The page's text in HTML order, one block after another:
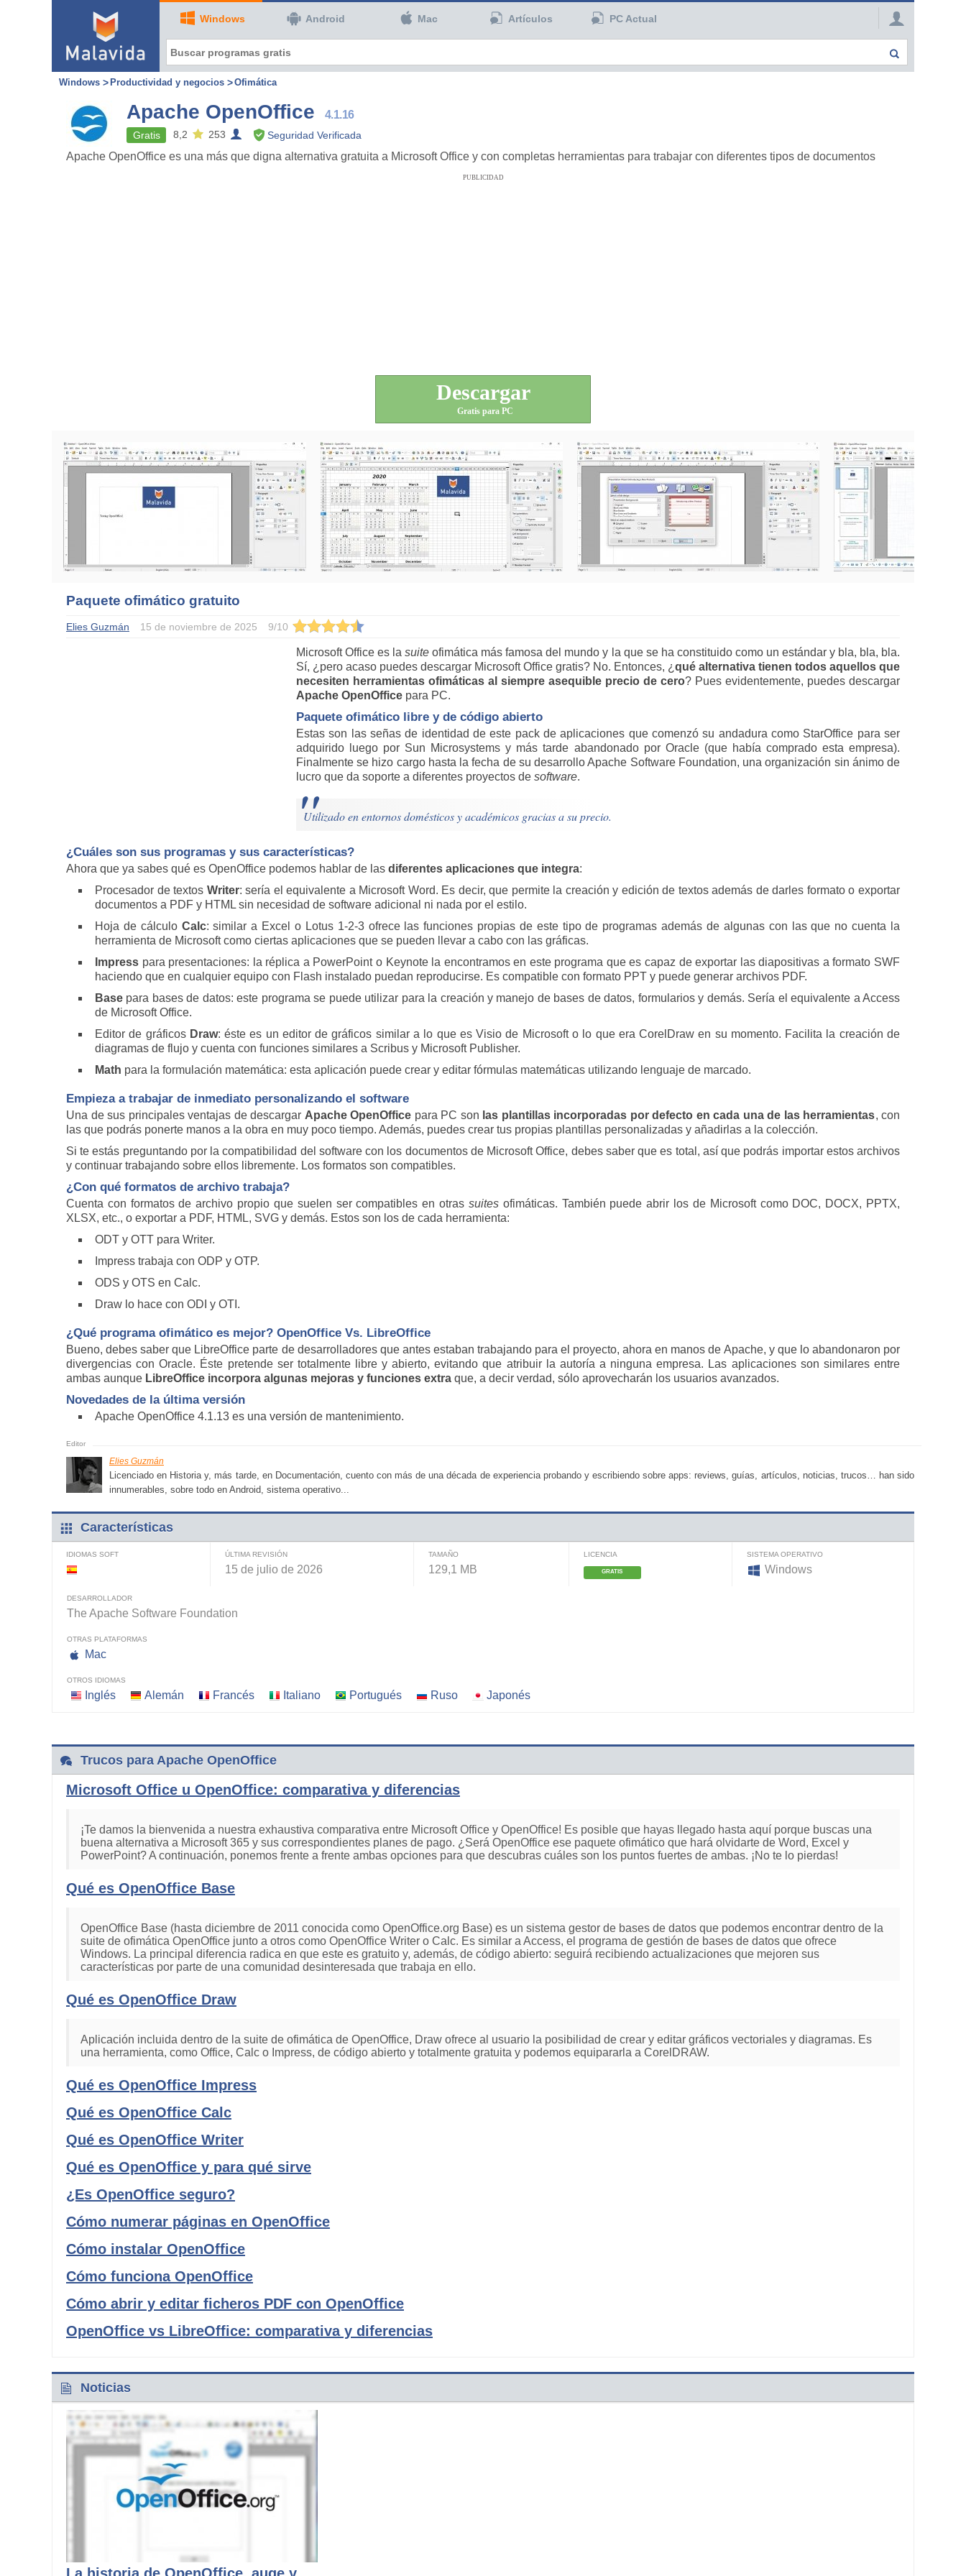
Windows Android Mac Artículos PC Actual
Windows Productividad y negocios Ofimática
Apache OpenOffice 4.1.16
Gratis 8,2 253 Seguridad Verificada
Apache OpenOffice es una más que digna alternativa gratuita a Microsoft Office y con completas herramientas para trabajar con diferentes tipos de documentos
PUBLICIDAD
Descargar
Gratis para PC
Paquete ofimático gratuito
Elies Guzmán 15 de noviembre de 2025 9/10
Microsoft Office es lasuite ofimática más famosa del mundo y la que se ha constituido como un estándar y bla, bla, bla.
Sí, ¿pero acaso puedes descargar Microsoft Office gratis? No. Entonces, ¿ qué alternativa tienen todos aquellos que
necesiten herramientas ofimáticas al siempre asequible precio de cero? Pues evidentemente, puedes descargar
Apache OpenOffice para PC.
Paquete ofimático libre y de código abierto
Estas son las señas de identidad de este pack de aplicaciones que comenzó su andadura como StarOffice para ser
adquirido luego por Sun Microsystems y más tarde abandonado por Oracle (que había comprado esta empresa).
Finalmente se hizo cargo hasta la fecha de su desarrollo Apache Software Foundation, una organización sin ánimo de
lucro que da soporte a diferentes proyectos de software.
Utilizado en entornos domésticos y académicos gracias a su precio.
¿Cuáles son sus programas y sus características?
Ahora que ya sabes qué es OpenOffice podemos hablar de las diferentes aplicaciones que integra:
Procesador de textos Writer: sería el equivalente a Microsoft Word. Es decir, que permite la creación y edición de textos además de darles formato o exportar
documentos a PDF y HTML sin necesidad de software adicional ni nada por el estilo.
Hoja de cálculo Calc: similar a Excel o Lotus 1-2-3 ofrece las funciones propias de este tipo de programas además de algunas con las que no cuenta la
herramienta de Microsoft como ciertas aplicaciones que se pueden llevar a cabo con las gráficas.
Impress para presentaciones: la réplica a PowerPoint o Keynote la encontramos en este programa que es capaz de exportar las diapositivas a formato SWF
haciendo que en cualquier equipo con Flash instalado puedan reproducirse. Es compatible con formato PPT y puede generar archivos PDF.
Base para bases de datos: este programa se puede utilizar para la creación y manejo de bases de datos, formularios y demás. Sería el equivalente a Access
de Microsoft Office.
Editor de gráficos Draw: éste es un editor de gráficos similar a lo que es Visio de Microsoft o lo que era CorelDraw en su momento. Facilita la creación de
diagramas de flujo y cuenta con funciones similares a Scribus y Microsoft Publisher.
Math para la formulación matemática: esta aplicación puede crear y editar fórmulas matemáticas utilizando lenguaje de marcado.
Empieza a trabajar de inmediato personalizando el software
Una de sus principales ventajas de descargar Apache OpenOffice para PC son las plantillas incorporadas por defecto en cada una de las herramientas, con
las que podrás ponerte manos a la obra en muy poco tiempo. Además, puedes crear tus propias plantillas personalizadas y añadirlas a la colección.
Si te estás preguntando por la compatibilidad del software con los documentos de Microsoft Office, debes saber que es total, así que podrás importar estos archivos
y continuar trabajando sobre ellos libremente. Los formatos son compatibles.
¿Con qué formatos de archivo trabaja?
Cuenta con formatos de archivo propio que suelen ser compatibles en otras suitesofimáticas. También puede abrir los de Microsoft como DOC, DOCX, PPTX,
XLSX, etc., o exportar a PDF, HTML, SVG y demás. Estos son los de cada herramienta:
ODT y OTT para Writer.
Impress trabaja con ODP y OTP.
ODS y OTS en Calc.
Draw lo hace con ODI y OTI.
¿Qué programa ofimático es mejor? OpenOffice Vs. LibreOffice
Bueno, debes saber que LibreOffice parte de desarrolladores que antes estaban trabajando para el proyecto, ahora en manos de Apache, y que lo abandonaron por
divergencias con Oracle. Éste pretende ser totalmente libre y abierto, evitando que atribuir la autoría a ninguna empresa. Las aplicaciones son similares entre
ambas aunque LibreOffice incorpora algunas mejoras y funciones extra que, a decir verdad, sólo aprovecharán los usuarios avanzados.
Novedades de la última versión
Apache OpenOffice 4.1.13 es una versión de mantenimiento.
Elies Guzmán
Licenciado en Historia y, más tarde, en Documentación, cuento con más de una década de experiencia probando y escribiendo sobre apps: reviews, guías, artículos, noticias, trucos… han sido
innumerables, sobre todo en Android, sistema operativo...
Características
IDIOMAS SOFT ÚLTIMA REVISIÓN
15 de julio de 2026
TAMAÑO
129,1 MB
LICENCIA
GRATIS
SISTEMA OPERATIVO
Windows
DESARROLLADOR
The Apache Software Foundation
OTRAS PLATAFORMAS
Mac
OTROS IDIOMAS
Inglés Alemán Francés Italiano Portugués Ruso Japonés
Trucos para Apache OpenOffice
Microsoft Office u OpenOffice: comparativa y diferencias
¡Te damos la bienvenida a nuestra exhaustiva comparativa entre Microsoft Office y OpenOffice! Es posible que hayas llegado hasta aquí porque buscas una
buena alternativa a Microsoft 365 y sus correspondientes planes de pago. ¿Será OpenOffice ese paquete ofimático que hará olvidarte de Word, Excel y
PowerPoint? A continuación, ponemos frente a frente ambas opciones para que descubras cuáles son los puntos fuertes de ambas. ¡No te lo pierdas!
Qué es OpenOffice Base
OpenOffice Base (hasta diciembre de 2011 conocida como OpenOffice.org Base) es un sistema gestor de bases de datos que podemos encontrar dentro de la
suite de ofimática OpenOffice junto a otros como OpenOffice Writer o Calc. Es similar a Access, el programa de gestión de bases de datos que ofrece
Windows. La principal diferencia radica en que este es gratuito y, además, de código abierto: seguirá recibiendo actualizaciones que mejoren sus
características por parte de una comunidad desinteresada que trabaja en ello.
Qué es OpenOffice Draw
Aplicación incluida dentro de la suite de ofimática de OpenOffice, Draw ofrece al usuario la posibilidad de crear y editar gráficos vectoriales y diagramas. Es
una herramienta, como Office, Calc o Impress, de código abierto y totalmente gratuita y podemos equipararla a CorelDRAW.
Qué es OpenOffice Impress
Qué es OpenOffice Calc
Qué es OpenOffice Writer
Qué es OpenOffice y para qué sirve
¿Es OpenOffice seguro?
Cómo numerar páginas en OpenOffice
Cómo instalar OpenOffice
Cómo funciona OpenOffice
Cómo abrir y editar ficheros PDF con OpenOffice
OpenOffice vs LibreOffice: comparativa y diferencias
Noticias